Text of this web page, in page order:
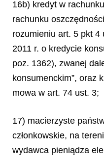
16b) kredyt w
rachunku
rozumieniu art. 5 pkt 4
2011 r. o kredycie
poz. 1362), zwanej
konsumenckim”, oraz
mowa w art. 74 ust. 3;
17) macierzyste
członkowskie, na
wydawca pieniądza